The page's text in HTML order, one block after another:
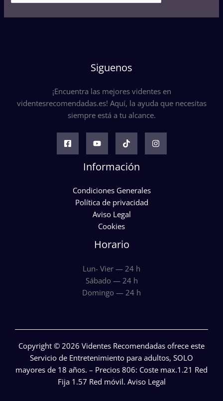
Siguenos
¡Encuentra las mejores videntes en
videntesrecomendadas.es! Aquí, la ayuda que necesitas
siempre está a tu alcance.
Información
Condiciones Generales
Política de privacidad
Aviso Legal
Cookies
Horario
Lun- Vier — 24 h
Sábado — 24 h
Domingo — 24 h
Copyright © 2026 Videntes Recomendadas ofrece este
Servicio de Entretenimiento para adultos, SOLO
mayores de 18 años. – Precios 806: Coste max.1.21 Red
Fija 1.57 Red móvil. Aviso Legal